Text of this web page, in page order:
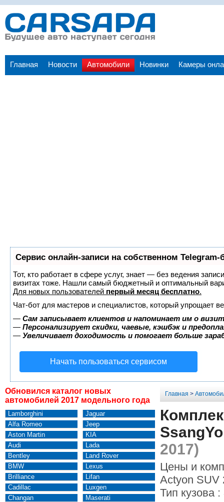
Главная Новости Автомобили Новинки Камеры
Сервис онлайн-записи на собственном Telegram-
Тот, кто работает в сфере услуг, знает — без ведения
визитах тоже. Нашли самый бюджетный и оптимальный
Для новых пользователей первый месяц бесплатно.
Чат-бот для мастеров и специалистов, который упрощает
— Сам записывает клиентов и напоминает им о
— Персонализирует скидки, чаевые, кэшбэк и
— Увеличивает доходимость и помогает больше
Начать пользоваться сервисом
Обновился каталог новых
автомобилей 2017 модельного года
Lamborghini
Alfa Romeo
Aston Martin
Audi
Bentley
BMW
Brilliance
Cadillac
Changan
Jaguar
Jeep
KIA
Lada
Land Rover
Lexus
Lifan
Luxgen
Maserati
Главная >
2017)
Цены и
Actyon SUV
Тип кузова :